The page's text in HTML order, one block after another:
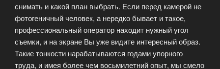
снимать и какой план выбрать. Если перед камерой не
фотогеничный человек, а нередко бывает и такое,
профессиональный оператор находит нужный угол
съемки, и на экране Вы уже видите интересный образ.
Такие тонкости нарабатываются годами упорного
труда, и имея более чем восьмилетний опыт, мы смело